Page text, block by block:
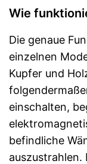
Wie
Die genaue
einzelnen
Kupfer und
einschalten,
befindliche
auszustrahlen.